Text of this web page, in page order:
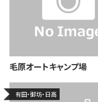
毛原オートキャンプ場
有田・御坊・日高